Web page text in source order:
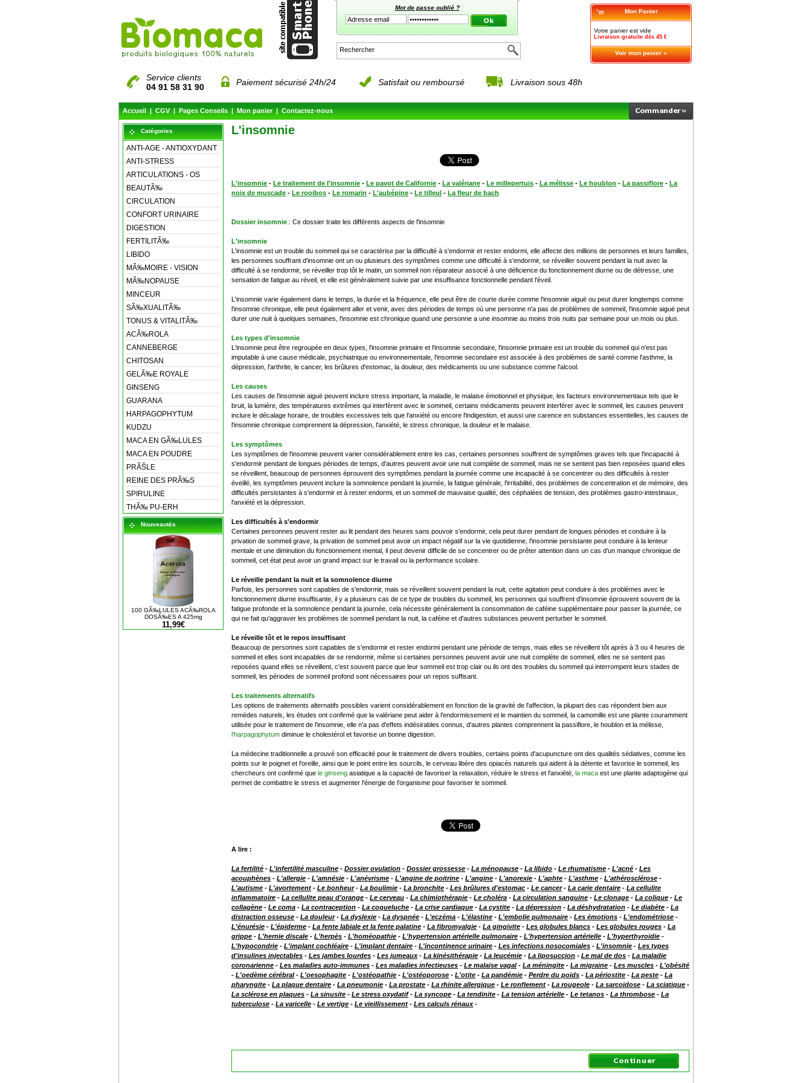
Mot de passe oublié ?
Mon Panier
Votre panier est vide
Livraison gratuite dès 45 €
Voir mon panier »
Service clients
04 91 58 31 90
Paiement sécurisé 24h/24 Satisfait ou remboursé Livraison sous 48h
Accueil|CGV|Pages Conseils|Mon panier|Contactez-nous
Catégories
ANTI-AGE - ANTIOXYDANT
ANTI-STRESS
ARTICULATIONS - OS
BEAUTÃ‰
CIRCULATION
CONFORT URINAIRE
DIGESTION
FERTILITÃ‰
LIBIDO
MÃ‰MOIRE - VISION
MÃ‰NOPAUSE
MINCEUR
SÃ‰XUALITÃ‰
TONUS & VITALITÃ‰
ACÃ‰ROLA
CANNEBERGE
CHITOSAN
GELÃ‰E ROYALE
GINSENG
GUARANA
HARPAGOPHYTUM
KUDZU
MACA EN GÃ‰LULES
MACA EN POUDRE
PRÃŠLE
REINE DES PRÃ‰S
SPIRULINE
THÃ‰ PU-ERH
Nouveautés
100 GÃ‰LULES ACÃ‰ROLA
DOSÃ‰ES A 425mg
11,99€
L'insomnie
L'insomnie - Le traitement de l'insomnie - Le pavot de Californie - La valériane - Le millepertuis - La mélisse - Le houblon - La passiflore - La
noix de muscade - Le rooibos - Le romarin - L'aubépine - Le tilleul - La fleur de bach
Dossier insomnie : Ce dossier traite les différents aspects de l'insomnie
L'insomnie
L'insomnie est un trouble du sommeil qui se caractérise par la difficulté à s'endormir et rester endormi, elle affecte des millions de personnes et leurs familles,
les personnes souffrant d'insomnie ont un ou plusieurs des symptômes comme une difficulté à s'endormir, se réveiller souvent pendant la nuit avec la
difficulté à se rendormir, se réveiller trop tôt le matin, un sommeil non réparateur associé à une déficience du fonctionnement diurne ou de détresse, une
sensation de fatigue au réveil, et elle est généralement suivie par une insuffisance fonctionnelle pendant l'éveil.
L'insomnie varie également dans le temps, la durée et la fréquence, elle peut être de courte durée comme l'insomnie aiguë ou peut durer longtemps comme
l'insomnie chronique, elle peut également aller et venir, avec des périodes de temps où une personne n'a pas de problèmes de sommeil, l'insomnie aiguë peut
durer une nuit à quelques semaines, l'insomnie est chronique quand une personne a une insomnie au moins trois nuits par semaine pour un mois ou plus.
Les types d'insomnie
L'insomnie peut être regroupée en deux types, l'insomnie primaire et l'insomnie secondaire, l'insomnie primaire est un trouble du sommeil qui n'est pas
imputable à une cause médicale, psychiatrique ou environnementale, l'insomnie secondaire est associée à des problèmes de santé comme l'asthme, la
dépression, l'arthrite, le cancer, les brûlures d'estomac, la douleur, des médicaments ou une substance comme l'alcool.
Les causes
Les causes de l'insomnie aiguë peuvent inclure stress important, la maladie, le malaise émotionnel et physique, les facteurs environnementaux tels que le
bruit, la lumière, des températures extrêmes qui interfèrent avec le sommeil, certains médicaments peuvent interférer avec le sommeil, les causes peuvent
inclure le décalage horaire, de troubles excessives tels que l'anxiété ou encore l'indigestion, et aussi une carence en substances essentielles, les causes de
l'insomnie chronique comprennent la dépression, l'anxiété, le stress chronique, la douleur et le malaise.
Les symptômes
Les symptômes de l'insomnie peuvent varier considérablement entre les cas, certaines personnes souffrent de symptômes graves tels que l'incapacité à
s'endormir pendant de longues périodes de temps, d'autres peuvent avoir une nuit complète de sommeil, mais ne se sentent pas bien reposées quand elles
se réveillent, beaucoup de personnes éprouvent des symptômes pendant la journée comme une incapacité à se concentrer ou des difficultés à rester
éveillé, les symptômes peuvent inclure la somnolence pendant la journée, la fatigue générale, l'irritabilité, des problèmes de concentration et de mémoire, des
difficultés persistantes à s'endormir et à rester endormi, et un sommeil de mauvaise qualité, des céphalées de tension, des problèmes gastro-intestinaux,
l'anxiété et la dépression.
Les difficultés à s'endormir
Certaines personnes peuvent rester au lit pendant des heures sans pouvoir s'endormir, cela peut durer pendant de longues périodes et conduire à la
privation de sommeil grave, la privation de sommeil peut avoir un impact négatif sur la vie quotidienne, l'insomnie persistante peut conduire à la lenteur
mentale et une diminution du fonctionnement mental, il peut devenir difficile de se concentrer ou de prêter attention dans un cas d'un manque chronique de
sommeil, cet état peut avoir un grand impact sur le travail ou la performance scolaire.
Le réveille pendant la nuit et la somnolence diurne
Parfois, les personnes sont capables de s'endormir, mais se réveillent souvent pendant la nuit, cette agitation peut conduire à des problèmes avec le
fonctionnement diurne insuffisante, il y a plusieurs cas de ce type de troubles du sommeil, les personnes qui souffrent d'insomnie éprouvent souvent de la
fatigue profonde et la somnolence pendant la journée, cela nécessite généralement la consommation de caféine supplémentaire pour passer la journée, ce
qui ne fait qu'aggraver les problèmes de sommeil pendant la nuit, la caféine et d'autres substances peuvent perturber le sommeil.
Le réveille tôt et le repos insuffisant
Beaucoup de personnes sont capables de s'endormir et rester endormi pendant une période de temps, mais elles se réveillent tôt après à 3 ou 4 heures de
sommeil et elles sont incapables de se rendormir, même si certaines personnes peuvent avoir une nuit complète de sommeil, elles ne se sentent pas
reposées quand elles se réveillent, c'est souvent parce que leur sommeil est trop clair ou ils ont des troubles du sommeil qui interrompent leurs stades de
sommeil, les périodes de sommeil profond sont nécessaires pour un repos suffisant.
Les traitements alternatifs
Les options de traitements alternatifs possibles varient considérablement en fonction de la gravité de l'affection, la plupart des cas répondent bien aux
remèdes naturels, les études ont confirmé que la valériane peut aider à l'endormissement et le maintien du sommeil, la camomille est une plante couramment
utilisée pour le traitement de l'insomnie, elle n'a pas d'effets indésirables connus, d'autres plantes comprennent la passiflore, le houblon et la mélisse,
l'harpagophytum diminue le cholestérol et favorise un bonne digestion.
La médecine traditionnelle a prouvé son efficacité pour le traitement de divers troubles, certains points d'acupuncture ont des qualités sédatives, comme les
points sur le poignet et l'oreille, ainsi que le point entre les sourcils, le cerveau libère des opiacés naturels qui aident à la détente et favorise le sommeil, les
chercheurs ont confirmé que le ginseng asiatique a la capacité de favoriser la relaxation, réduire le stress et l'anxiété, la maca est une plante adaptogène qui
permet de combattre le stress et augmenter l'énergie de l'organisme pour favoriser le sommeil.
A lire :
La fertilité - L'infertilité masculine - Dossier ovulation - Dossier grossesse - La ménopause - La libido - Le rhumatisme - L'acné - Les
acouphènes - L'allergie - L'amnésie - L'anévrisme - L'angine de poitrine - L'angine - L'anorexie - L'aphte - L'asthme - L'athérosclérose -
L'autisme - L'avortement - Le bonheur- La boulimie - La bronchite - Les brûlures d'estomac - Le cancer- La carie dentaire - La cellulite
inflammatoire - La cellulite peau d'orange - Le cerveau - La chimiothérapie - Le choléra - La circulation sanguine - Le clonage - La colique - Le
collagène - Le coma - La contraception - La coqueluche - La crise cardiaque - La cystite - La dépression - La déshydratation - Le diabète - La
distraction osseuse - La douleur- La dyslexie - La dyspnée - L'eczéma - L'élastine - L'embolie pulmonaire - Les émotions - L'endométriose -
L'énurésie - L'épiderme - La fente labiale et la fente palatine - La fibromyalgie - La gingivite - Les globules blancs - Les globules rouges - La
grippe - L'hernie discale - L'herpès - L'homéopathie - L'hypertension artérielle pulmonaire - L'hypertension artérielle - L'hyperthyroïdie -
L'hypocondrie - L'implant cochléaire - L'implant dentaire - L'incontinence urinaire - Les infections nosocomiales - L'insomnie - Les types
d'insulines injectables - Les jambes lourdes - Les jumeaux- La kinésithérapie - La leucémie - La liposuccion - Le mal de dos - La maladie
coronarienne - Les maladies auto-immunes - Les maladies infectieuses - Le malaise vagal- La méningite - La migraine - Les muscles - L'obésité
- L'oedème cérébral- L'oesophagite - L'ostéopathie - L'ostéoporose - L'otite - La pandémie - Perdre du poids - La périostite - La peste - La
pharyngite - La plaque dentaire - La pneumonie - La prostate - La rhinite allergique - Le ronflement - La rougeole - La sarcoïdose - La sciatique -
La sclérose en plaques - La sinusite - Le stress oxydatif- La syncope - La tendinite - La tension artérielle - Le tetanos - La thrombose - La
tuberculose - La varicelle - Le vertige - Le vieillissement - Les calculs rénaux-